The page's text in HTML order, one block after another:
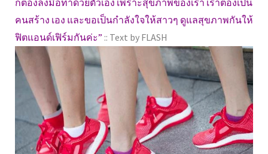
คนสร้าง เอง และขอเป็นกำลังใจให้สาวๆ ดูแลสุขภาพกันให้
ฟิตแอนด์เฟิร์มกันค่ะ” :: Text by FLASH